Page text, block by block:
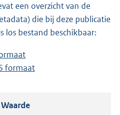
een overzicht van de
die bij deze publicatie
los bestand beschikbaar:
e
a
formaat
Waarde